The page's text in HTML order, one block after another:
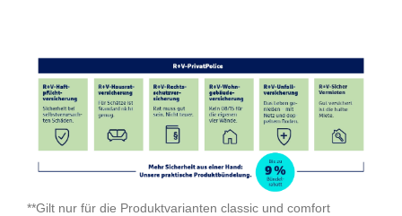
**Gilt nur für die Produktvarianten classic und comfort